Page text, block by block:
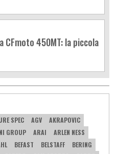
CFmoto 450MT: la piccola
SPEC AGV
AKRAPOVIC
GROUP ARAI
ARLEN NESS
BEFAST BELSTAFF
BERING